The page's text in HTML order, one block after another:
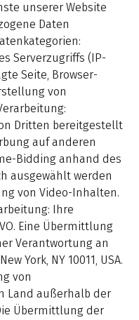
unserer Website
Daten
Serverzugriffs (IP-
Seite, Browser-
von
Dritten bereitgestellt
auf anderen
Bidding anhand des
ausgewählt werden
von Video-Inhalten.
Ihre
Eine Übermittlung
Verantwortung an
York, NY 10011, USA.
von
Land außerhalb der
Übermittlung der